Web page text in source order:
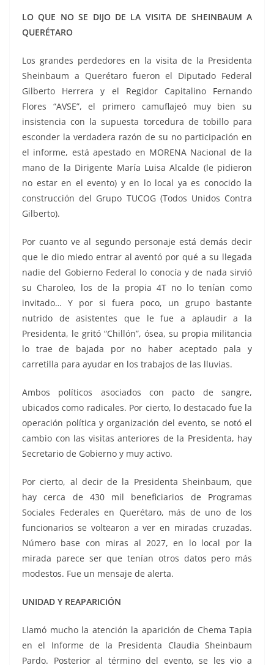
LO QUE NO SE DIJO DE LA VISITA DE SHEINBAUM A
QUERÉTARO
Los grandes perdedores en la visita de la Presidenta
Sheinbaum a Querétaro fueron el Diputado Federal
Gilberto Herrera y el Regidor Capitalino Fernando
Flores “AVSE”, el primero camuflajeó muy bien su
insistencia con la supuesta torcedura de tobillo para
esconder la verdadera razón de su no participación en
el informe, está apestado en MORENA Nacional de la
mano de la Dirigente María Luisa Alcalde (le pidieron
no estar en el evento) y en lo local ya es conocido la
construcción del Grupo TUCOG (Todos Unidos Contra
Gilberto).
Por cuanto ve al segundo personaje está demás decir
que le dio miedo entrar al aventó por qué a su llegada
nadie del Gobierno Federal lo conocía y de nada sirvió
su Charoleo, los de la propia 4T no lo tenían como
invitado… Y por si fuera poco, un grupo bastante
nutrido de asistentes que le fue a aplaudir a la
Presidenta, le gritó “Chillón”, ósea, su propia militancia
lo trae de bajada por no haber aceptado pala y
carretilla para ayudar en los trabajos de las lluvias.
Ambos políticos asociados con pacto de sangre,
ubicados como radicales. Por cierto, lo destacado fue la
operación política y organización del evento, se notó el
cambio con las visitas anteriores de la Presidenta, hay
Secretario de Gobierno y muy activo.
Por cierto, al decir de la Presidenta Sheinbaum, que
hay cerca de 430 mil beneficiarios de Programas
Sociales Federales en Querétaro, más de uno de los
funcionarios se voltearon a ver en miradas cruzadas.
Número base con miras al 2027, en lo local por la
mirada parece ser que tenían otros datos pero más
modestos. Fue un mensaje de alerta.
UNIDAD Y REAPARICIÓN
Llamó mucho la atención la aparición de Chema Tapia
en el Informe de la Presidenta Claudia Sheinbaum
Pardo. Posterior al término del evento, se les vio a